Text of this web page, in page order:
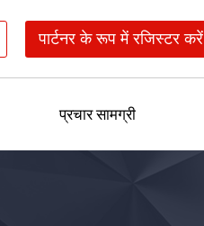
पार्टनर के रूप में रजिस्टर करें
प्रचार सामग्री